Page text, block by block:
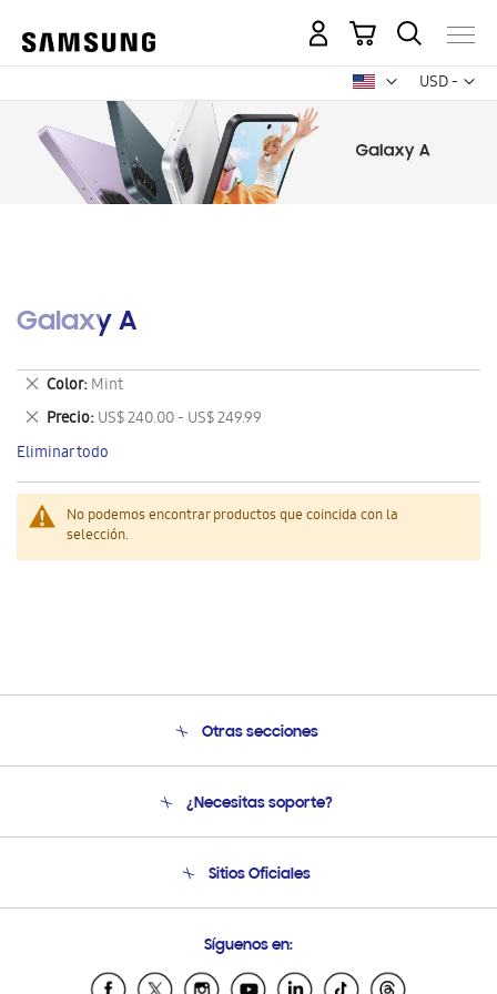
USD -
dólar
Mi carrito
Galaxy A
No podemos encontrar productos que coincida con la
selección.
Color Mint
Eliminar
este
artículo
Precio US$ 240.00 - US$ 249.99
Eliminar
este
artículo
Eliminar todo
Otras secciones
Soporte
Condiciones de Compra
¿Necesitas soporte?
Soporte vía eMail
Sitios Oficiales
Samsung Ecuador
Síguenos en: